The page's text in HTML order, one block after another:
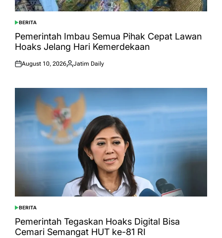
POSTED
IN
BERITA
Pemerintah Imbau Semua Pihak Cepat Lawan
Hoaks Jelang Hari Kemerdekaan
Posted
August 10, 2026
Posted
Jatim Daily
POSTED
IN
BERITA
Pemerintah Tegaskan Hoaks Digital Bisa
Cemari Semangat HUT ke-81 RI